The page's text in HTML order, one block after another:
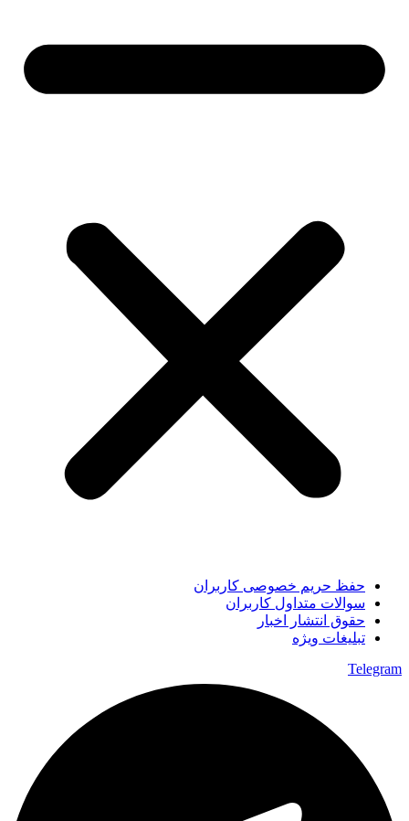
حفظ حریم خصوصی کاربران
سوالات متداول کاربران
حقوق انتشار اخبار
تبلیغات ویژه
Telegram